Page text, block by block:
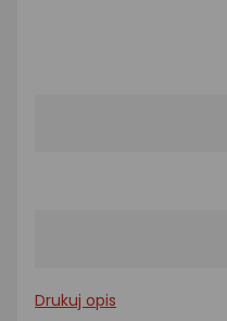
Drukuj opis